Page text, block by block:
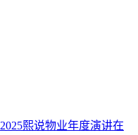
2025熙说物业年度演讲在